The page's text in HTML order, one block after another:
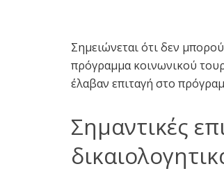
Σημειώνεται ότι δεν
πρόγραμμα κοινωνικού
έλαβαν επιταγή στο
Σημαντικές